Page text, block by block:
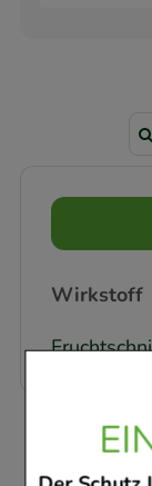
Wirkstoff